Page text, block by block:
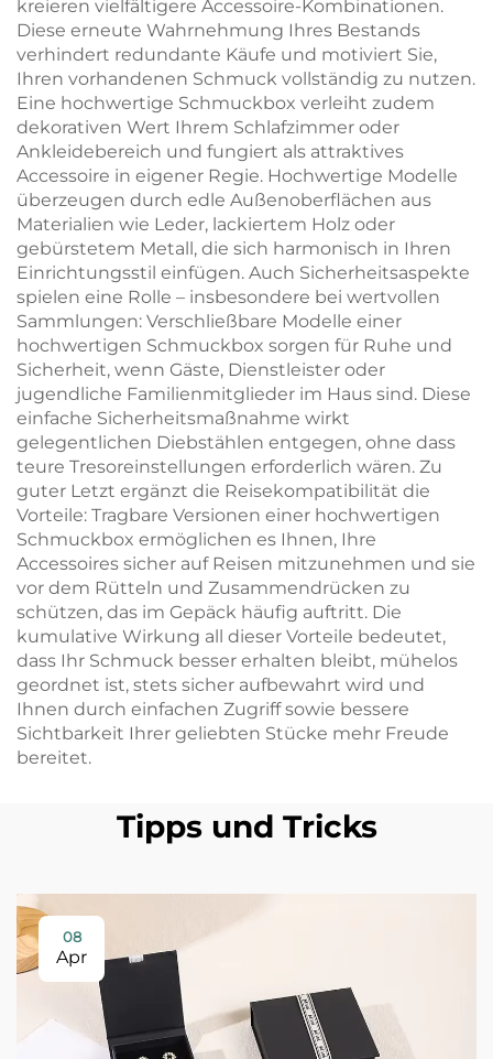
kreieren vielfältigere Accessoire-Kombinationen.
Diese erneute Wahrnehmung Ihres Bestands
verhindert redundante Käufe und motiviert Sie,
Ihren vorhandenen Schmuck vollständig zu nutzen.
Eine hochwertige Schmuckbox verleiht zudem
dekorativen Wert Ihrem Schlafzimmer oder
Ankleidebereich und fungiert als attraktives
Accessoire in eigener Regie. Hochwertige Modelle
überzeugen durch edle Außenoberflächen aus
Materialien wie Leder, lackiertem Holz oder
gebürstetem Metall, die sich harmonisch in Ihren
Einrichtungsstil einfügen. Auch Sicherheitsaspekte
spielen eine Rolle – insbesondere bei wertvollen
Sammlungen: Verschließbare Modelle einer
hochwertigen Schmuckbox sorgen für Ruhe und
Sicherheit, wenn Gäste, Dienstleister oder
jugendliche Familienmitglieder im Haus sind. Diese
einfache Sicherheitsmaßnahme wirkt
gelegentlichen Diebstählen entgegen, ohne dass
teure Tresoreinstellungen erforderlich wären. Zu
guter Letzt ergänzt die Reisekompatibilität die
Vorteile: Tragbare Versionen einer hochwertigen
Schmuckbox ermöglichen es Ihnen, Ihre
Accessoires sicher auf Reisen mitzunehmen und sie
vor dem Rütteln und Zusammendrücken zu
schützen, das im Gepäck häufig auftritt. Die
kumulative Wirkung all dieser Vorteile bedeutet,
dass Ihr Schmuck besser erhalten bleibt, mühelos
geordnet ist, stets sicher aufbewahrt wird und
Ihnen durch einfachen Zugriff sowie bessere
Sichtbarkeit Ihrer geliebten Stücke mehr Freude
bereitet.
Tipps und Tricks
08
Apr